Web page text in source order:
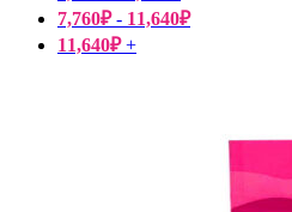
7,760₽- 11,640₽
11,640₽+